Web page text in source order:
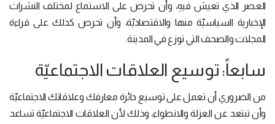
العصر الذي تعيش فيهِ، وأن تحرص على الاستماع لمختلف النشرات
الإخبارية السياسيّة منها والاقتصاديّة، وأن تحرص كذلك على قراءة
المجلات والصحف التي توزع في المدينة.
سابعاً: توسيع العلاقات الاجتماعيّة
من الضروري أن تعمل على توسيع دائرة معارفك وعلاقاتك الاجتماعيّة
وأن تبتعد عن العزلة والانطواء، وذلك لأن العلاقات الاجتماعيّة تساعد